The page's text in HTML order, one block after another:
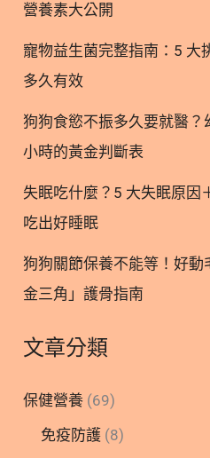
攝取，有助於嬰兒的大腦發
有顯著正向影響(5)。 2.3.
作用 膽鹼和葉酸都能提供甲
DNA/RNA的甲基化調控基
量，葉酸可略微進行補償。
營養素大公開
寵物益生菌完整指南：5 大
多久有效
狗狗食慾不振多久要就醫？
小時的黃金判斷表
失眠吃什麼？5 大失眠原因
吃出好睡眠
狗狗關節保養不能等！好
金三角」護骨指南
文章分類
保健營養 (69)
免疫防護 (8)